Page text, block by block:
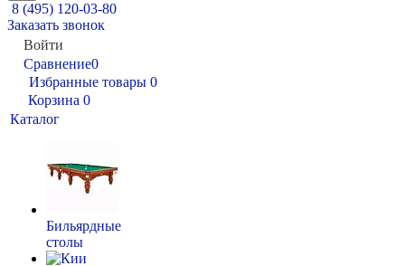
8 (495) 120-03-80
Заказать звонок
Войти
Сравнение0
Избранные товары 0
Корзина 0
Каталог
Бильярдные
столы